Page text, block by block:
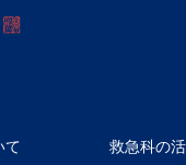
て 救急科の